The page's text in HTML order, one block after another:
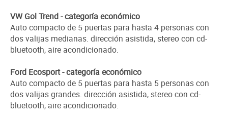
VW Gol Trend - categoría económico
Auto compacto de 5 puertas para hasta 4 personas con
dos valijas medianas. dirección asistida, stereo con cd-
bluetooth, aire acondicionado.
Ford Ecosport - categoría económico
Auto compacto de 5 puertas para hasta 5 personas con
dos valijas grandes. dirección asistida, stereo con cd-
bluetooth, aire acondicionado.